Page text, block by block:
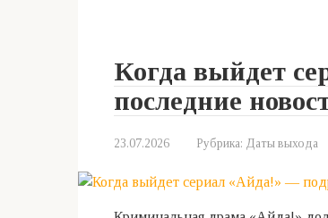
Когда выйдет
последние
23.07.2026 Рубрика: Даты выхода